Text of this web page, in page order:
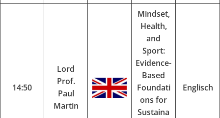
14:50
Lord
Prof.
Paul
Martin
Mindset,
Health,
and
Sport:
Evidence-
Based
Foundati
ons for
Sustaina
Englisch